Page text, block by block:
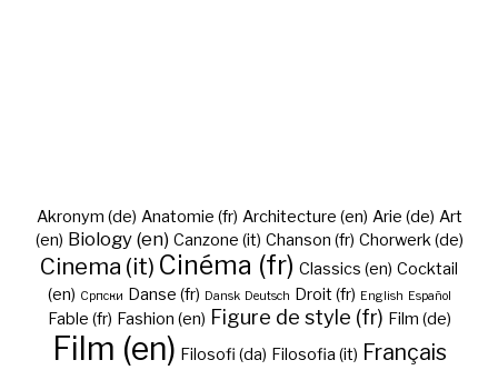
Akronym (de) Anatomie (fr) Architecture (en) Arie (de) Art
(en) Biology (en) Canzone (it) Chanson (fr) Chorwerk (de)
Cinema (it) Cinéma (fr) Classics (en) Cocktail
(en) Cрпски Danse (fr) Dansk Deutsch Droit (fr) English Español
Fable (fr) Fashion (en) Figure de style (fr) Film (de)
Film (en) Filosofi (da) Filosofia (it) Français